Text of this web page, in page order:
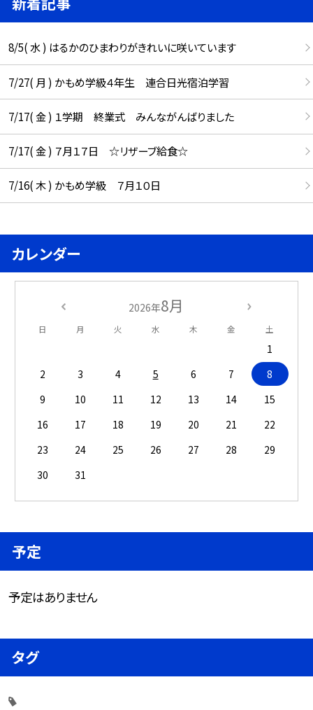
8/5( 水 ) はるかのひまわりがきれいに咲いています
7/27( 月 ) かもめ学級４年生 連合日光宿泊学習
7/17( 金 ) １学期 終業式 みんながんばりました
7/17( 金 ) ７月１７日 ☆リザーブ給食☆
7/16( 木 ) かもめ学級 ７月１０日
カレンダー
2026年8月
日 月 火 水 木 金 土
1
2
3 4 5 6 7
8
9
10 11 12 13 14
15
16
17 18 19 20 21
22
23
24 25 26 27 28
29
30
31
予定
予定はありません
タグ